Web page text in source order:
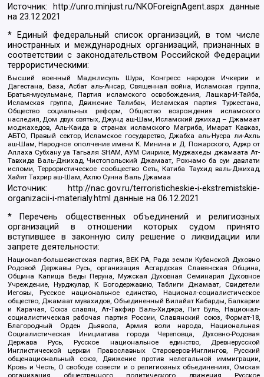
Источник: http://unro.minjust.ru/NKOForeignAgent.aspxданные
на23.12.2021
* Единый федеральный список организаций, в том числе
иностранных и международных организаций, признанных в
соответствии с законодательством Российской Федерации
террористическими:
Высший военный Маджлисуль Шура, Конгресс народов Ичкерии и
Дагестана, База, Асбат аль-Ансар, Священная война, Исламская группа,
Братья-мусульмане, Партия исламского освобождения, Лашкар-И-Тайба,
Исламская группа, Движение Талибан, Исламская партия Туркестана,
Общество социальных реформ, Общество возрождения исламского
наследия, Дом двух святых, Джунд аш-Шам, Исламский джихад – Джамаат
моджахедов, Аль-Каида в странах исламского Магриба, Имарат Кавказ,
АБТО, Правый сектор, Исламское государство, Джабха аль-Нусра ли-Ахль
аш-Шам, Народное ополчение имени К. Минина и Д. Пожарского, Аджр от
Аллаха Субхану уа Тагьаля SHAM, АУМ Синрике, Муджахеды джамаата Ат-
Тавхида Валь-Джихад, Чистопольский Джамаат, Рохнамо ба суи давлати
исломи, Террористическое сообщество Сеть, Катиба Таухид валь-Джихад,
Хайят Тахрир аш-Шам, Ахлю Сунна Валь Джамаа
Источник:
http://nac.gov.ru/terroristicheskie-i-ekstremistskie-
organizacii-i-materialy.html данные на06.12.2021
* Перечень общественных объединений и религиозных
организаций в отношении которых судом принято
вступившее в законную силу решение о ликвидации или
запрете деятельности:
Национал-большевистская партия, ВЕК РА, Рада земли Кубанской Духовно
Родовой Державы Русь, организация Асгардская Славянская Община,
Община Капища Веды Перуна, Мужская Духовная Семинария Духовное
Учреждение, Нурджулар, К Богодержавию, Таблиги Джамаат, Свидетели
Иеговы, Русское национальное единство, Национал-социалистическое
общество, Джамаат мувахидов, Объединенный Вилайат Кабарды, Балкарии
и Карачая, Союз славян, Ат-Такфир Валь-Хиджра, Пит Буль, Национал-
социалистическая рабочая партия России, Славянский союз, Формат-18,
Благородный Орден Дьявола, Армия воли народа, Национальная
Социалистическая Инициатива города Череповца, Духовно-Родовая
Держава Русь, Русское национальное единство, Древнерусской
Инглистической церкви Православных Староверов-Инглингов, Русский
общенациональный союз, Движение против нелегальной иммиграции,
Кровь и Честь, О свободе совести и о религиозных объединениях, Омская
организация общественного политического движения Русское